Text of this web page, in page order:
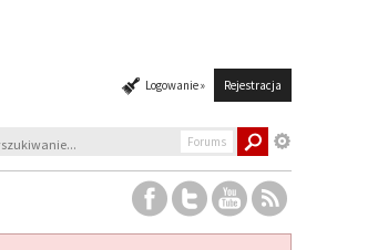
Logowanie » Rejestracja
Forums